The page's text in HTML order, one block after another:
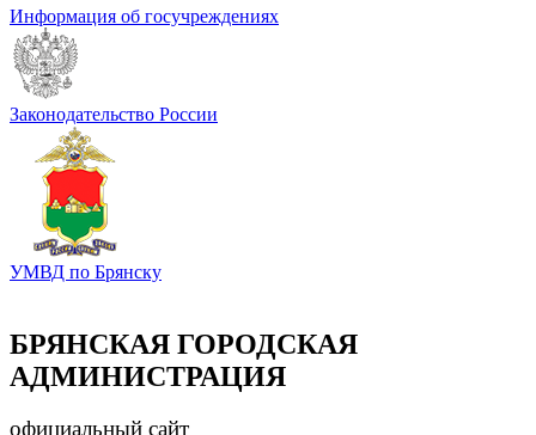
Информация об госучреждениях
Законодательство России
УМВД по Брянску
БРЯНСКАЯ ГОРОДСКАЯ
АДМИНИСТРАЦИЯ
официальный сайт